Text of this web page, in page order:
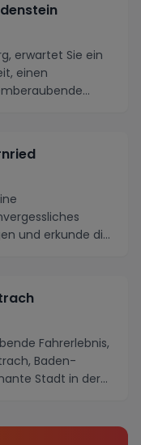
erwartet Sie ein
einen
und erkunde die
Fahrerlebnis,
Baden-
Stadt in der